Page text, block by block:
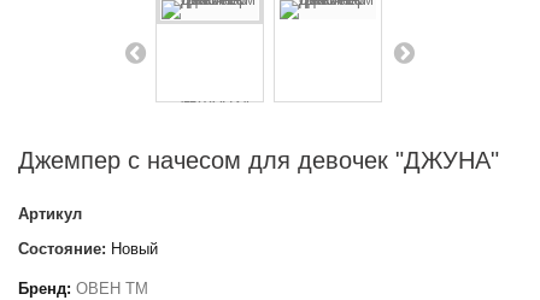
Джемпер с начесом для девочек "ДЖУНА"
Артикул
Состояние: Новый
Бренд: ОВЕН ТМ